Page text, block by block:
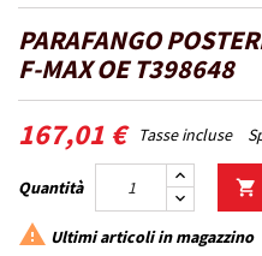
PARAFANGO
F-MAX OE T398648
167,01 € Tasse incluse
Quantità 
 Ultimi articoli in magazzino